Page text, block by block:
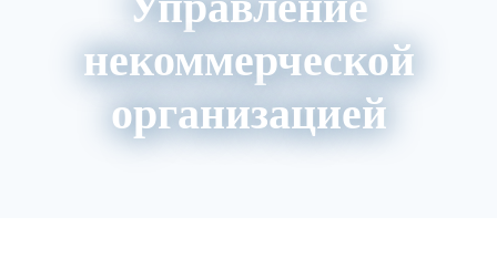
некоммерческой
организацией